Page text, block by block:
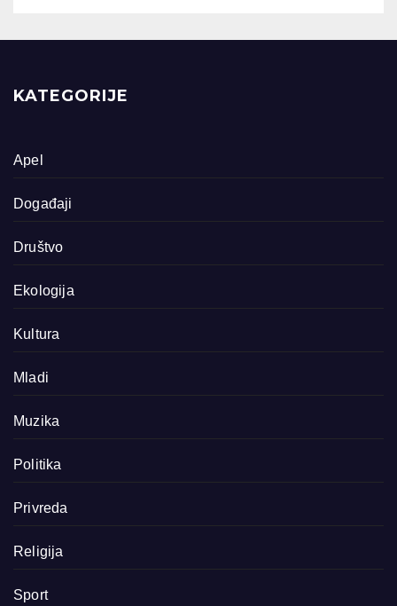
KATEGORIJE
Apel
Događaji
Društvo
Ekologija
Kultura
Mladi
Muzika
Politika
Privreda
Religija
Sport